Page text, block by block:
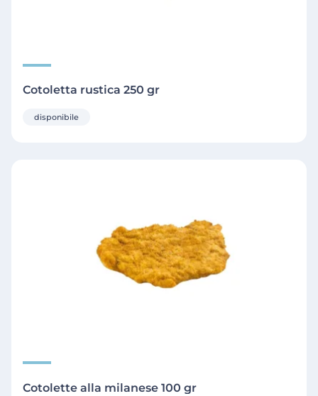
Cotoletta rustica 250 gr
disponibile
Cotolette alla milanese 100 gr